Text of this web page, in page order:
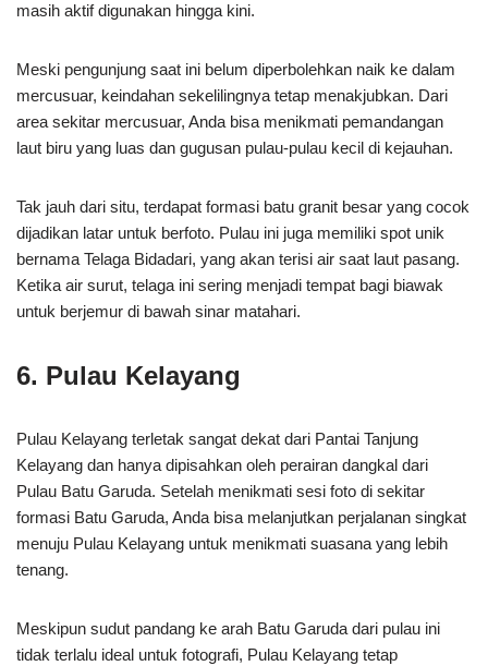
masih aktif digunakan hingga kini.
Meski pengunjung saat ini belum diperbolehkan naik ke dalam
mercusuar, keindahan sekelilingnya tetap menakjubkan. Dari
area sekitar mercusuar, Anda bisa menikmati pemandangan
laut biru yang luas dan gugusan pulau-pulau kecil di kejauhan.
Tak jauh dari situ, terdapat formasi batu granit besar yang cocok
dijadikan latar untuk berfoto. Pulau ini juga memiliki spot unik
bernama Telaga Bidadari, yang akan terisi air saat laut pasang.
Ketika air surut, telaga ini sering menjadi tempat bagi biawak
untuk berjemur di bawah sinar matahari.
6. Pulau Kelayang
Pulau Kelayang terletak sangat dekat dari Pantai Tanjung
Kelayang dan hanya dipisahkan oleh perairan dangkal dari
Pulau Batu Garuda. Setelah menikmati sesi foto di sekitar
formasi Batu Garuda, Anda bisa melanjutkan perjalanan singkat
menuju Pulau Kelayang untuk menikmati suasana yang lebih
tenang.
Meskipun sudut pandang ke arah Batu Garuda dari pulau ini
tidak terlalu ideal untuk fotografi, Pulau Kelayang tetap